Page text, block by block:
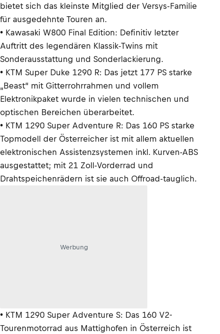
bietet sich das kleinste Mitglied der Versys-Familie
für ausgedehnte Touren an.
• Kawasaki W800 Final Edition: Definitiv letzter
Auftritt des legendären Klassik-Twins mit
Sonderausstattung und Sonderlackierung.
• KTM Super Duke 1290 R: Das jetzt 177 PS starke
„Beast“ mit Gitterrohrrahmen und vollem
Elektronikpaket wurde in vielen technischen und
optischen Bereichen überarbeitet.
• KTM 1290 Super Adventure R: Das 160 PS starke
Topmodell der Österreicher ist mit allem aktuellen
elektronischen Assistenzsystemen inkl. Kurven-ABS
ausgestattet; mit 21 Zoll-Vorderrad und
Drahtspeichenrädern ist sie auch Offroad-tauglich.
Werbung
• KTM 1290 Super Adventure S: Das 160 V2-
Tourenmotorrad aus Mattighofen in Österreich ist